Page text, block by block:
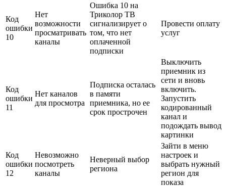
Код
ошибки
10
Нет
возможности
просматривать
каналы
Ошибка 10 на
Триколор ТВ
сигнализирует о
том, что нет
оплаченной
подписки
Провести оплату
услуг
Код
ошибки
11
Нет каналов
для просмотра
Подписка осталась
в памяти
приемника, но ее
срок прострочен
Выключить
приемник из
сети и вновь
включить.
Запустить
кодированный
канал и
подождать вывод
картинки
Код
ошибки
12
Невозможно
посмотреть
каналы
Неверный выбор
региона
Зайти в меню
настроек и
выбрать нужный
регион для
показа